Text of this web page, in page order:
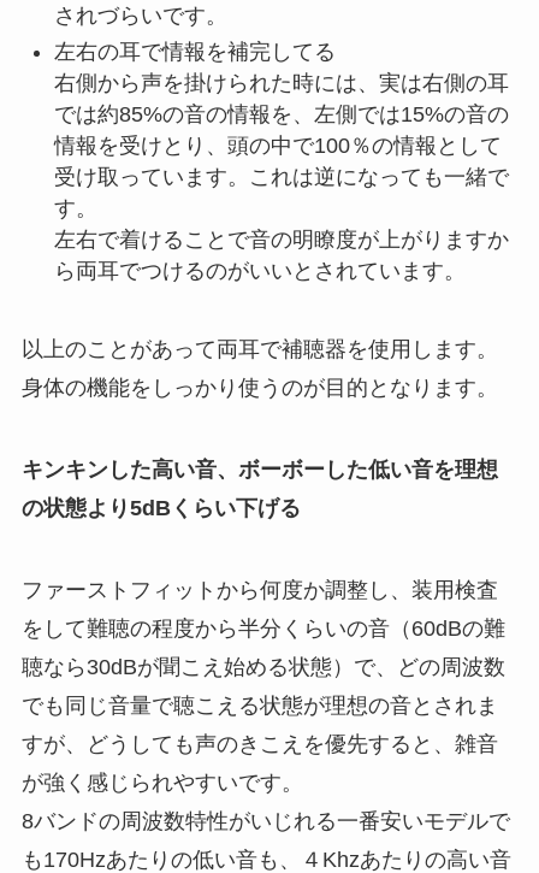
されづらいです。
左右の耳で情報を補完してる
右側から声を掛けられた時には、実は右側の耳
では約85%の音の情報を、左側では15%の音の
情報を受けとり、頭の中で100％の情報として
受け取っています。これは逆になっても一緒で
す。
左右で着けることで音の明瞭度が上がりますか
ら両耳でつけるのがいいとされています。
以上のことがあって両耳で補聴器を使用します。
身体の機能をしっかり使うのが目的となります。
キンキンした高い音、ボーボーした低い音を理想
の状態より5dBくらい下げる
ファーストフィットから何度か調整し、装用検査
をして難聴の程度から半分くらいの音（60dBの難
聴なら30dBが聞こえ始める状態）で、どの周波数
でも同じ音量で聴こえる状態が理想の音とされま
すが、どうしても声のきこえを優先すると、雑音
が強く感じられやすいです。
8バンドの周波数特性がいじれる一番安いモデルで
も170Hzあたりの低い音も、４Khzあたりの高い音